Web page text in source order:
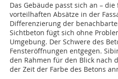
Das Gebäude passt sich an –
vorteilhaften Absätze in der
Differenzierung der
Sichtbeton fügt sich ohne
Umgebung. Der Schwere des
Fensteröffnungen entgegen.
den Rahmen für den Blick nach
der Zeit der Farbe des Betons